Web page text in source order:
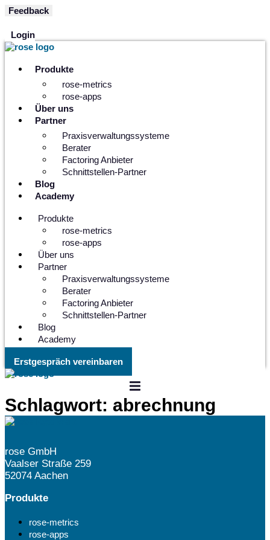
Zum
springen
Feedback
Login
Produkte
rose-metrics
rose-apps
Über uns
Partner
Praxisverwaltungssysteme
Berater
Factoring Anbieter
Schnittstellen-Partner
Blog
Academy
Produkte
rose-metrics
rose-apps
Über uns
Partner
Praxisverwaltungssysteme
Berater
Factoring Anbieter
Schnittstellen-Partner
Blog
Academy
Erstgespräch vereinbaren
Schlagwort: abrechnung
rose GmbH
Vaalser Straße 259
52074 Aachen
Produkte
rose-metrics
rose-apps